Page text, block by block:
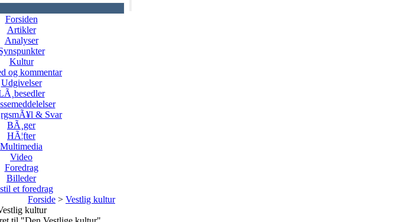
Forsiden
Artikler
Analyser
Kultur
og kommentar
Udgivelser
& Svar
BÃ¸ger
HÃ¦fter
Multimedia
Video
Foredrag
Billeder
et foredrag
Forside > Vestlig kultur
kultur